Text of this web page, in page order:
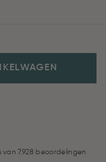
7.928 beoordelingen